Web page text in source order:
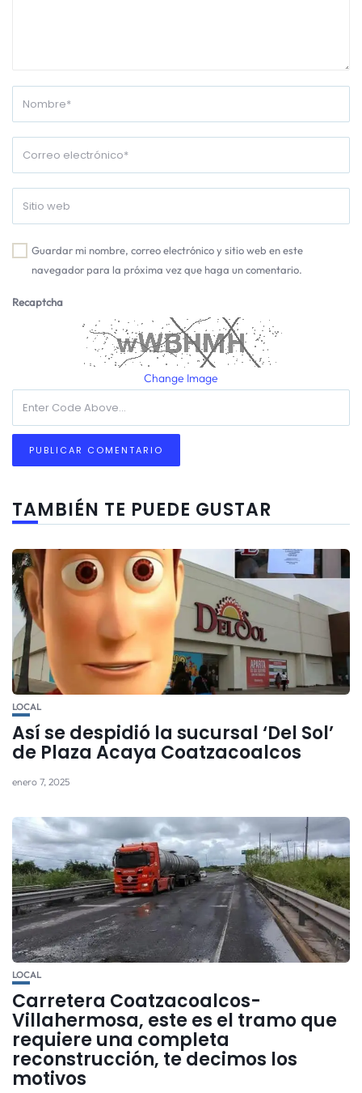
Guardar mi nombre, correo electrónico y sitio web en este
navegador para la próxima vez que haga un comentario.
Recaptcha
Change Image
TAMBIÉN TE PUEDE GUSTAR
LOCAL
Así se despidió la sucursal ‘Del Sol’
de Plaza Acaya Coatzacoalcos
enero 7, 2025
LOCAL
Carretera Coatzacoalcos-
Villahermosa, este es el tramo que
requiere una completa
reconstrucción, te decimos los
motivos